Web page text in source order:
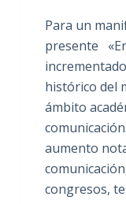
Para un
presente
histórico del
ámbito
aumento
congresos,